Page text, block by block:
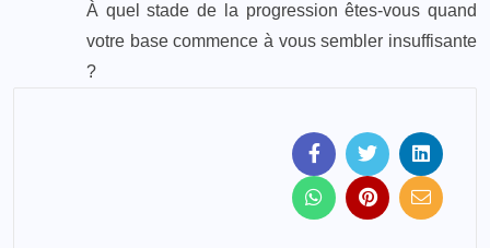
À quel stade de la progression êtes-vous quand
votre base commence à vous sembler insuffisante
?